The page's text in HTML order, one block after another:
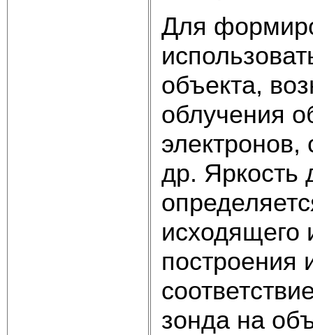
Для
объекта,
облучения
электронов,
др. Яркость
исходящего
построения
зонда на